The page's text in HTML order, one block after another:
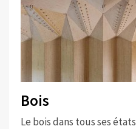
Bois
Le bois dans tous ses états